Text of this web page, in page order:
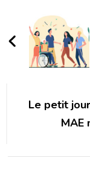
d'article
Le petit
MAE